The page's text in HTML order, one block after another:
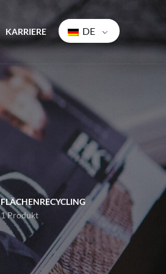
KARRIERE DE
FLÄCHENRECYCLING
1 Produkt